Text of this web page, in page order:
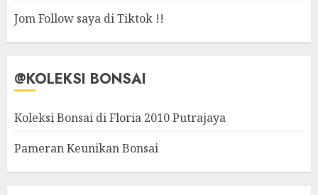
Jom Follow saya di Tiktok !!
@KOLEKSI BONSAI
Koleksi Bonsai di Floria 2010 Putrajaya
Pameran Keunikan Bonsai